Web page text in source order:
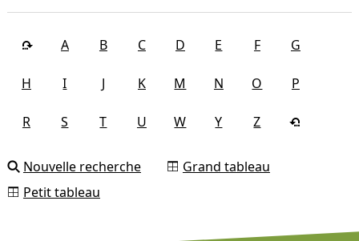
A B C D E F G
H I J K M N O P
R S T U W Y Z
Nouvelle recherche
Grand tableau
Petit tableau